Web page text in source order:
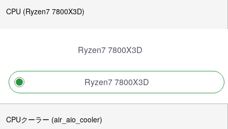
CPU (Ryzen7 7800X3D)
Ryzen7 7800X3D
Ryzen7 7800X3D
CPUクーラー (air_aio_cooler)